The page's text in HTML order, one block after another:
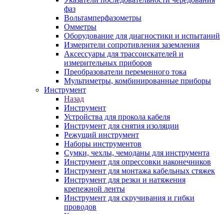
фаз
Вольтамперфазометры
Омметры
Оборудование для диагностики и испытаний
Измерители сопротивления заземления
Аксессуары для трассоискателей и
измерительных приборов
Преобразователи переменного тока
Мультиметры, комбинированные приборы
Инструмент
Назад
Инструмент
Устройства для прокола кабеля
Инструмент для снятия изоляции
Режущий инструмент
Наборы инструментов
Сумки, чехлы, чемоданы для инструмента
Инструмент для опрессовки наконечников
Инструмент для монтажа кабельных стяжек
Инструмент для резки и натяжения
крепежной ленты
Инструмент для скручивания и гибки
проводов